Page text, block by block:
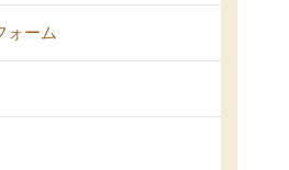
ォーム